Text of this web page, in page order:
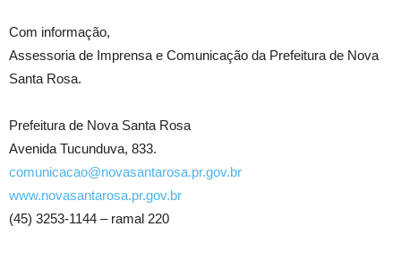
Com informação,
Assessoria de Imprensa e Comunicação da Prefeitura de Nova
Santa Rosa.
Prefeitura de Nova Santa Rosa
Avenida Tucunduva, 833.
comunicacao@novasantarosa.pr.gov.br
www.novasantarosa.pr.gov.br
(45) 3253-1144 – ramal 220